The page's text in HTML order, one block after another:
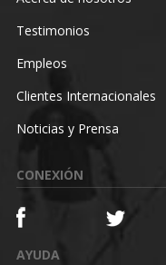
Testimonios
Empleos
Clientes Internacionales
Noticias y Prensa
CONEXIÓN
AYUDA